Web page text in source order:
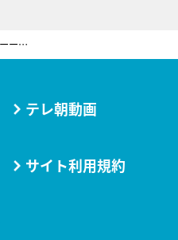
『アメトーーク！』見取り図リリーのプレゼン企画が実現！同郷のスターの活躍に“弊害”激白
テレ朝動画
サイト利用規約